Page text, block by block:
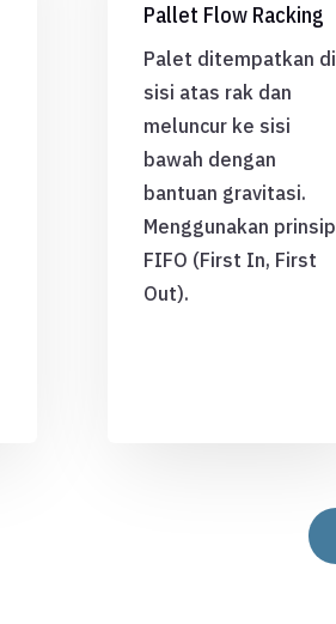
Pallet Flow Racking
Palet ditempatkan di
sisi atas rak dan
meluncur ke sisi
bawah dengan
bantuan gravitasi.
Menggunakan prinsip
FIFO (First In, First
Out).